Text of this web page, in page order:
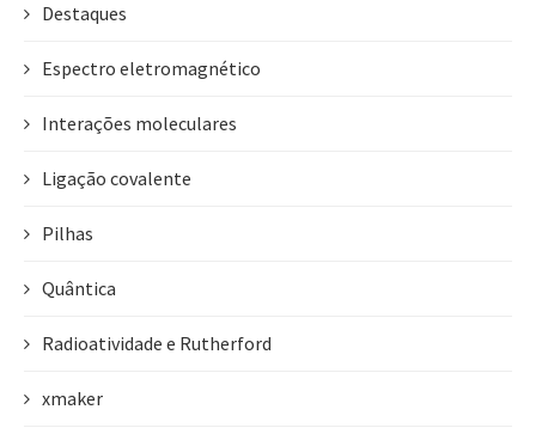
Destaques
Espectro eletromagnético
Interações moleculares
Ligação covalente
Pilhas
Quântica
Radioatividade e Rutherford
xmaker